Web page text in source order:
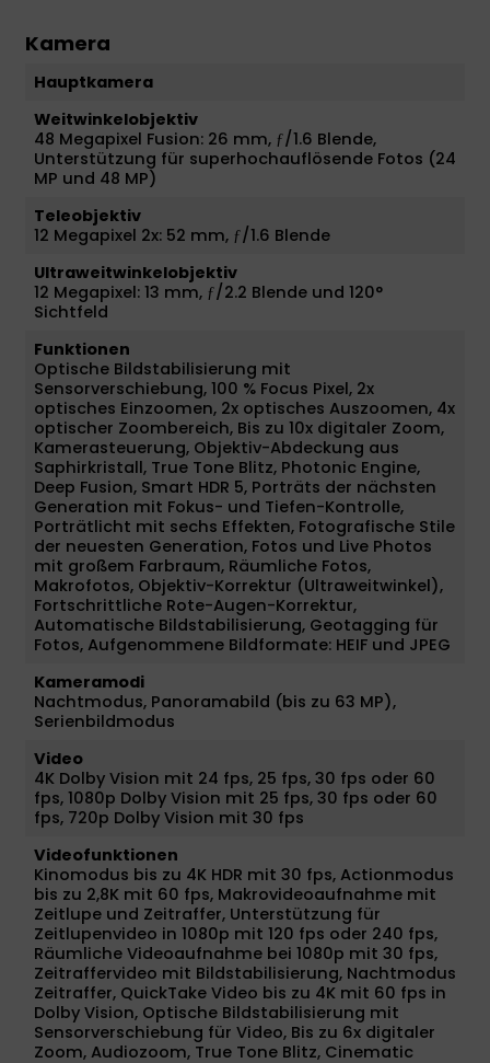
Kamera
Hauptkamera
Weitwinkelobjektiv
48 Megapixel Fusion: 26 mm, ƒ/1.6 Blende,
Unterstützung für superhochauflösende Fotos (24
MP und 48 MP)
Teleobjektiv
12 Megapixel 2x: 52 mm, ƒ/1.6 Blende
Ultraweitwinkelobjektiv
12 Megapixel: 13 mm, ƒ/2.2 Blende und 120°
Sichtfeld
Funktionen
Optische Bildstabilisierung mit
Sensorverschiebung, 100 % Focus Pixel, 2x
optisches Einzoomen, 2x optisches Auszoomen, 4x
optischer Zoombereich, Bis zu 10x digitaler Zoom,
Kamerasteuerung, Objektiv-Abdeckung aus
Saphirkristall, True Tone Blitz, Photonic Engine,
Deep Fusion, Smart HDR 5, Porträts der nächsten
Generation mit Fokus- und Tiefen-Kontrolle,
Porträtlicht mit sechs Effekten, Fotografische Stile
der neuesten Generation, Fotos und Live Photos
mit großem Farbraum, Räumliche Fotos,
Makrofotos, Objektiv-Korrektur (Ultraweitwinkel),
Fortschrittliche Rote-Augen-Korrektur,
Automatische Bildstabilisierung, Geotagging für
Fotos, Aufgenommene Bildformate: HEIF und JPEG
Kameramodi
Nachtmodus, Panoramabild (bis zu 63 MP),
Serienbildmodus
Video
4K Dolby Vision mit 24 fps, 25 fps, 30 fps oder 60
fps, 1080p Dolby Vision mit 25 fps, 30 fps oder 60
fps, 720p Dolby Vision mit 30 fps
Videofunktionen
Kinomodus bis zu 4K HDR mit 30 fps, Actionmodus
bis zu 2,8K mit 60 fps, Makrovideoaufnahme mit
Zeitlupe und Zeitraffer, Unterstützung für
Zeitlupenvideo in 1080p mit 120 fps oder 240 fps,
Räumliche Videoaufnahme bei 1080p mit 30 fps,
Zeitraffervideo mit Bildstabilisierung, Nachtmodus
Zeitraffer, QuickTake Video bis zu 4K mit 60 fps in
Dolby Vision, Optische Bildstabilisierung mit
Sensorverschiebung für Video, Bis zu 6x digitaler
Zoom, Audiozoom, True Tone Blitz, Cinematic